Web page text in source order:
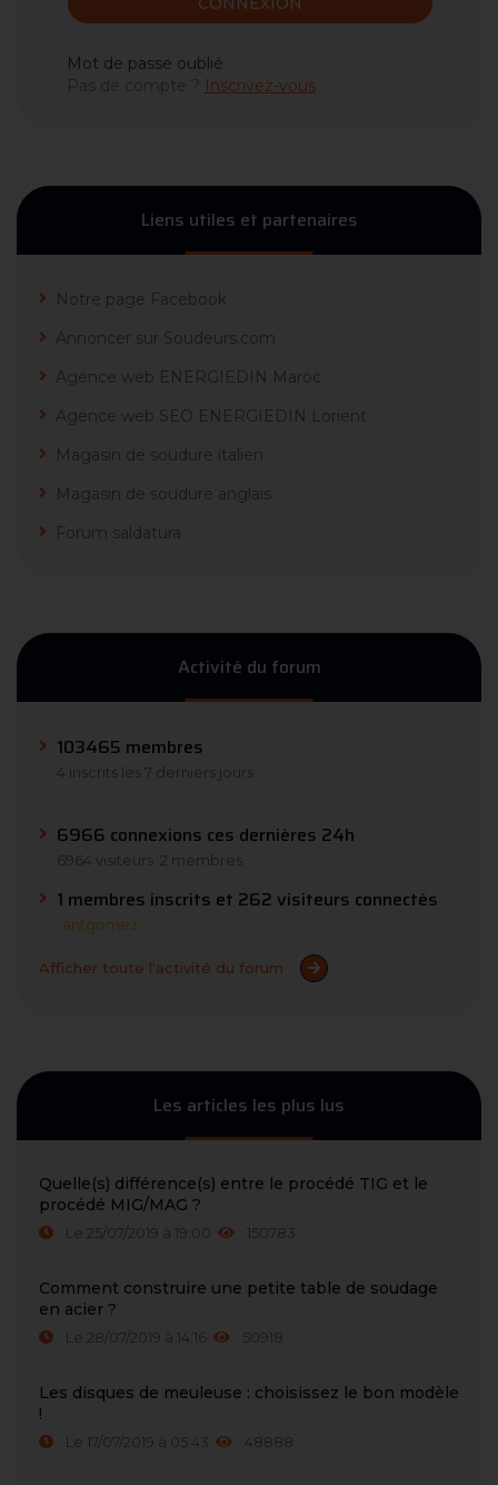
Mot de passe oublié
Inscrivez-vous
Liens utiles et partenaires
Notre page Facebook
Annoncer sur Soudeurs.com
Agence web ENERGIEDIN Maroc
Agence web SEO ENERGIEDIN Lorient
Magasin de soudure italien
Magasin de soudure anglais
Forum saldatura
Activité du forum
103465 membres
4 inscrits les 7 derniers jours
6966 connexions ces dernières 24h
6964 visiteurs 2 membres
1 membres inscrits et 262 visiteurs connectés
antgomez
Afficher toute l'activité du forum
Les articles les plus lus
Quelle(s) différence(s) entre le procédé TIG et le
procédé MIG/MAG ?
Le 25/07/2019 à 19:00 150783
Comment construire une petite table de soudage
en acier ?
Le 28/07/2019 à 14:16 50918
Les disques de meuleuse : choisissez le bon modèle
!
Le 17/07/2019 à 05:43 48888